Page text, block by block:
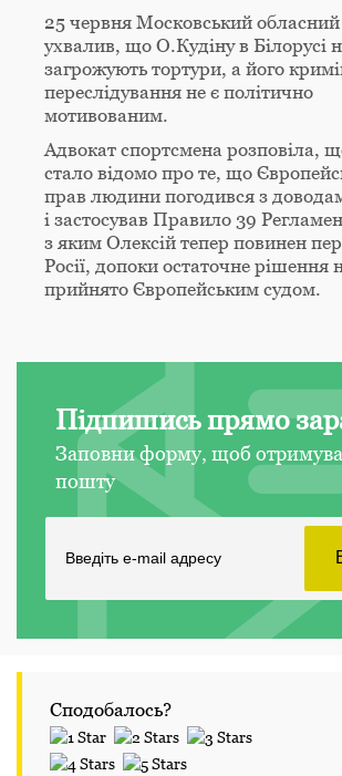
25 червня Московський обласний
ухвалив, що О.Кудіну в Білорусі
загрожують тортури, а його
переслідування не є політично
мотивованим.
Адвокат спортсмена розповіла,
стало відомо про те, що
прав людини погодився з
і застосував Правило 39
з яким Олексій тепер повинен
Росії, допоки остаточне рішення
прийнято Європейським судом.
Підпишись прямо
Заповни форму, щоб
пошту
Сподобалось?